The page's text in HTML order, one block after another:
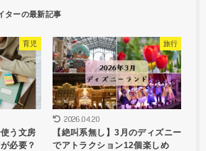
育児
う文房
必要？
旅行
2026.04.20
【絶叫系無し】3月のディズニー
でアトラクション12個楽しめ